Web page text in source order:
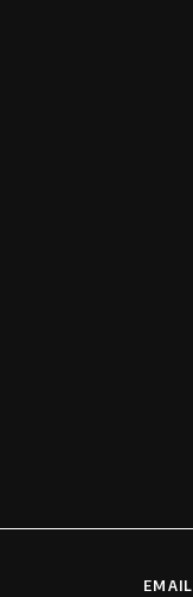
EMAIL